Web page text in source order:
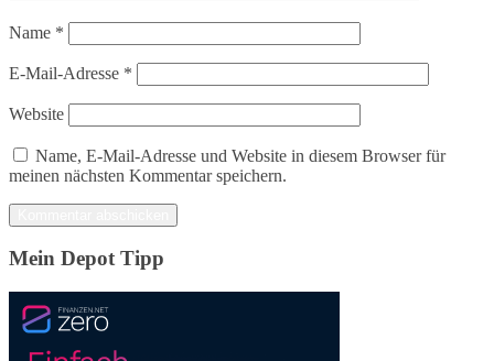
Name *
E-Mail-Adresse *
Website
Name, E-Mail-Adresse und Website in diesem Browser für
meinen nächsten Kommentar speichern.
Mein Depot Tipp